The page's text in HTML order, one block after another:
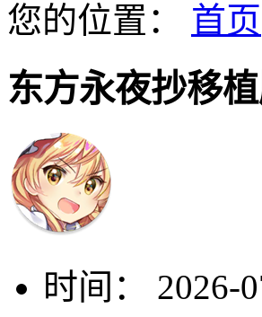
您的位置： 首页
东方永夜抄移
时间：
2026-